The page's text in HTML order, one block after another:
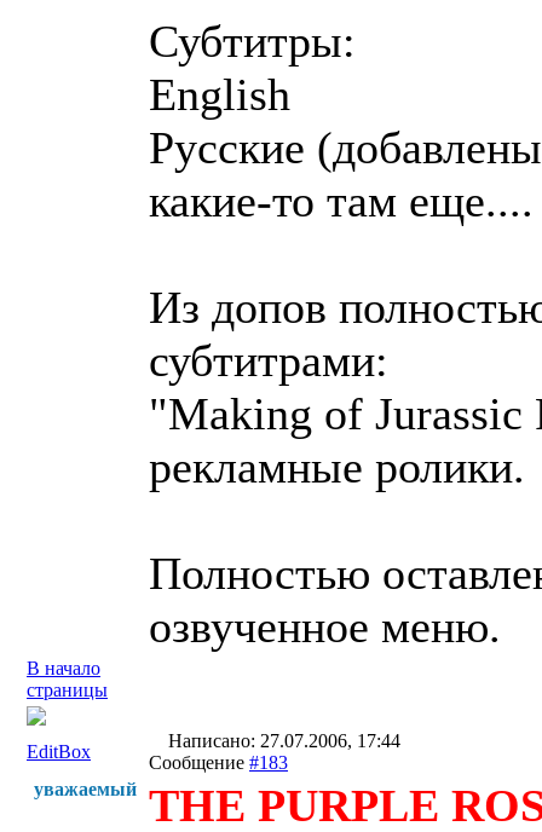
Субтитры:
English
Русские
какие-то там еще....
Из допов
субтитрами:
"Making of Jurassic
рекламные ролики.
Полностью
озвученное меню.
В начало
страницы
EditBox
Написано: 27.07.2006, 17:44
Сообщение #183
уважаемый THE PURPLE